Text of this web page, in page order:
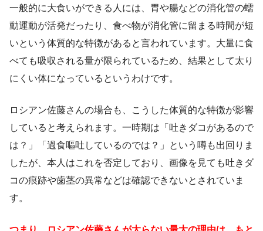
一般的に大食いができる人には、胃や腸などの消化管の蠕
動運動が活発だったり、食べ物が消化管に留まる時間が短
いという体質的な特徴があると言われています。大量に食
べても吸収される量が限られているため、結果として太り
にくい体になっているというわけです。
ロシアン佐藤さんの場合も、こうした体質的な特徴が影響
していると考えられます。一時期は「吐きダコがあるので
は？」「過食嘔吐しているのでは？」という噂も出回りま
したが、本人はこれを否定しており、画像を見ても吐きダ
コの痕跡や歯茎の異常などは確認できないとされていま
す。